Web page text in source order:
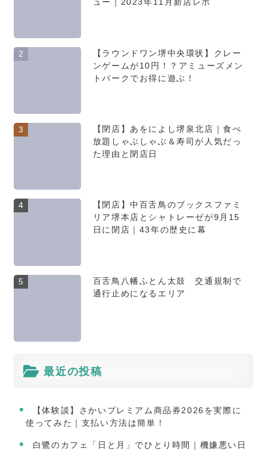
ュー｜2023年11月新店レポ
2
【ラウンドワン堺中央環状】クレー
ンゲームが10円！？アミューズメン
トパークでお得に遊ぶ！
3
【閉店】あをによし堺泉北店｜食べ
放題しゃぶしゃぶ＆寿司が人気だっ
た理由と閉店日
4
【閉店】中百舌鳥のブックスファミ
リア堺本店とシャトレーゼが9月15
日に閉店｜43年の歴史に幕
5
百舌鳥八幡ふとん太鼓 交通規制で
通行止めになるエリア
最近の投稿
【体験談】さかいプレミアム商品券2026を実際に
使ってみた｜支払い方法は簡単！
白鷺のカフェ「日と月」でひとり時間｜機嫌悪い日